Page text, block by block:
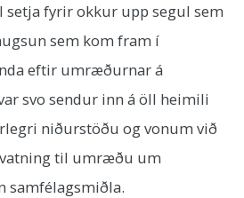
fyrir okkur upp segul sem
sem kom fram í
eftir umræðurnar á
svo sendur inn á öll heimili
niðurstöðu og vonum við
til umræðu um
samfélagsmiðla.